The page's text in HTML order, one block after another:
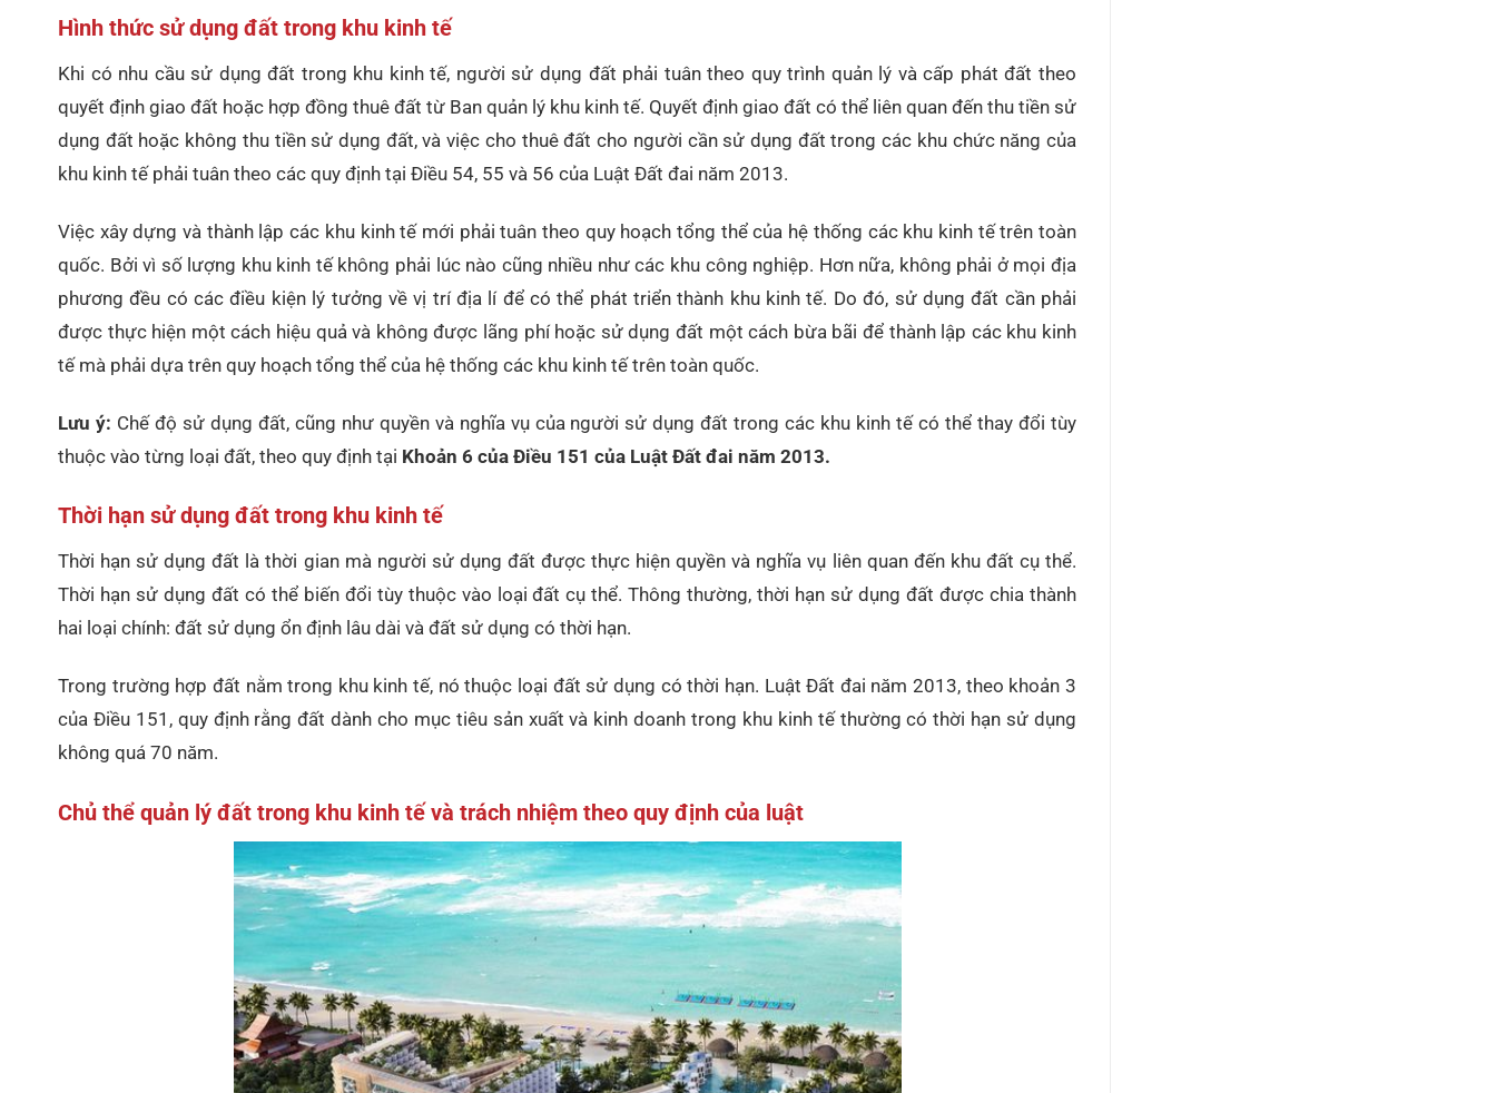
Hình thức sử dụng đất trong khu kinh tế
Khi có nhu cầu sử dụng đất trong khu kinh tế, người sử dụng đất phải tuân theo quy trình quản lý và cấp phát đất theo
quyết định giao đất hoặc hợp đồng thuê đất từ Ban quản lý khu kinh tế. Quyết định giao đất có thể liên quan đến thu tiền sử
dụng đất hoặc không thu tiền sử dụng đất, và việc cho thuê đất cho người cần sử dụng đất trong các khu chức năng của
khu kinh tế phải tuân theo các quy định tại Điều 54, 55 và 56 của Luật Đất đai năm 2013.
Việc xây dựng và thành lập các khu kinh tế mới phải tuân theo quy hoạch tổng thể của hệ thống các khu kinh tế trên toàn
quốc. Bởi vì số lượng khu kinh tế không phải lúc nào cũng nhiều như các khu công nghiệp. Hơn nữa, không phải ở mọi địa
phương đều có các điều kiện lý tưởng về vị trí địa lí để có thể phát triển thành khu kinh tế. Do đó, sử dụng đất cần phải
được thực hiện một cách hiệu quả và không được lãng phí hoặc sử dụng đất một cách bừa bãi để thành lập các khu kinh
tế mà phải dựa trên quy hoạch tổng thể của hệ thống các khu kinh tế trên toàn quốc.
Lưu ý: Chế độ sử dụng đất, cũng như quyền và nghĩa vụ của người sử dụng đất trong các khu kinh tế có thể thay đổi tùy
thuộc vào từng loại đất, theo quy định tại Khoản 6 của Điều 151 của Luật Đất đai năm 2013.
Thời hạn sử dụng đất trong khu kinh tế
Thời hạn sử dụng đất là thời gian mà người sử dụng đất được thực hiện quyền và nghĩa vụ liên quan đến khu đất cụ thể.
Thời hạn sử dụng đất có thể biến đổi tùy thuộc vào loại đất cụ thể. Thông thường, thời hạn sử dụng đất được chia thành
hai loại chính: đất sử dụng ổn định lâu dài và đất sử dụng có thời hạn.
Trong trường hợp đất nằm trong khu kinh tế, nó thuộc loại đất sử dụng có thời hạn. Luật Đất đai năm 2013, theo khoản 3
của Điều 151, quy định rằng đất dành cho mục tiêu sản xuất và kinh doanh trong khu kinh tế thường có thời hạn sử dụng
không quá 70 năm.
Chủ thể quản lý đất trong khu kinh tế và trách nhiệm theo quy định của luật